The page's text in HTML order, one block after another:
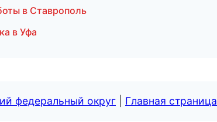
в Ставрополь
в Уфа
федеральный округ Главная страница